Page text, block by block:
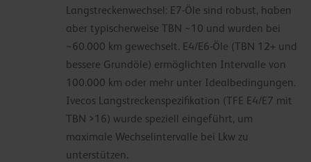
Langstreckenwechsel: E7-Öle sind robust, haben
aber typischerweise TBN ~10 und wurden bei
~60.000 km gewechselt. E4/E6-Öle (TBN 12+ und
bessere Grundöle) ermöglichten Intervalle von
100.000 km oder mehr unter Idealbedingungen.
Ivecos Langstreckenspezifikation (TFE E4/E7 mit
TBN >16) wurde speziell eingeführt, um
maximale Wechselintervalle bei Lkw zu
unterstützen.